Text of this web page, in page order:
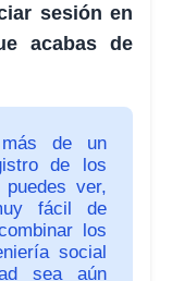
sesión en
acabas de
más de un
de los
ver,
fácil de
los
social
sea aún